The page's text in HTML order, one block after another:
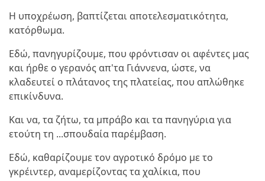
Η υποχρέωση, βαπτίζεται αποτελεσματικότητα,
κατόρθωμα.
Εδώ, πανηγυρίζουμε, που φρόντισαν οι αφέντες μας
και ήρθε ο γερανός απ'τα Γιάννενα, ώστε, να
κλαδευτεί ο πλάτανος της πλατείας, που απλώθηκε
επικίνδυνα.
Και να, τα ζήτω, τα μπράβο και τα πανηγύρια για
ετούτη τη ...σπουδαία παρέμβαση.
Εδώ, καθαρίζουμε τον αγροτικό δρόμο με το
γκρέιντερ, αναμερίζοντας τα χαλίκια, που